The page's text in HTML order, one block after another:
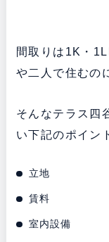
間取りは1K・
や二人で住むの
そんなテラス四
い下記のポイン
立地
賃料
室内設備